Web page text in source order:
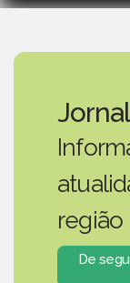
região
De